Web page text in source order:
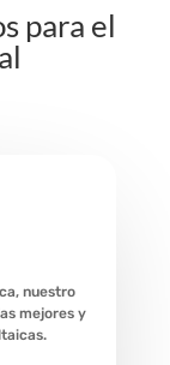
para el
nuestro
mejores y